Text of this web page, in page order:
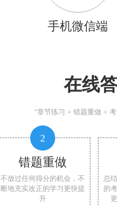
手机微信端
在线
“章节练习 + 错题重做 +
2
错题重做
不放过任何得分的机会，不
断地充实改正的学习更快提
升
总
的